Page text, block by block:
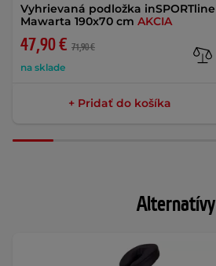
Vyhrievaná podložka inSPORTline
Mawarta 190x70 cm AKCIA
47,90 € 71,90 €
na sklade
+ Pridať do košíka
Alternatívy